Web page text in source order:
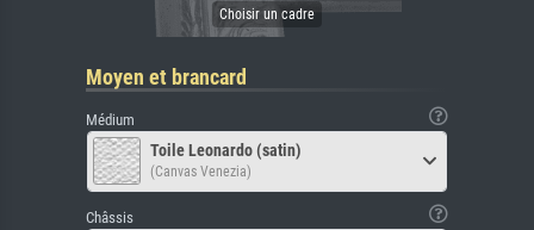
Moyen et brancard
Médium
Toile Leonardo (satin)
(Canvas Venezia)
Châssis